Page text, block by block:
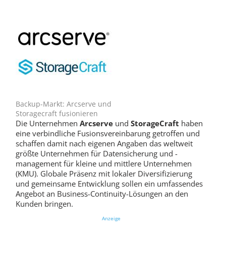
Backup-Markt: Arcserve und
Storagecraft fusionieren
Die Unternehmen Arcserveund StorageCraft haben
eine verbindliche Fusionsvereinbarung getroffen und
schaffen damit nach eigenen Angaben das weltweit
größte Unternehmen für Datensicherung und -
management für kleine und mittlere Unternehmen
(KMU). Globale Präsenz mit lokaler Diversifizierung
und gemeinsame Entwicklung sollen ein umfassendes
Angebot an Business-Continuity-Lösungen an den
Kunden bringen.
Anzeige